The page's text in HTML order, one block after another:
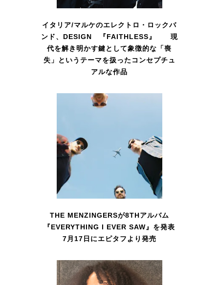
イタリア/マルケのエレクトロ・ロックバ
ンド、DESIGN 『FAITHLESS』 現
代を解き明かす鍵として象徴的な「喪
失」というテーマを扱ったコンセプチュ
アルな作品
THE MENZINGERSが8THアルバム
『EVERYTHING I EVER SAW』を発表
7月17日にエピタフより発売